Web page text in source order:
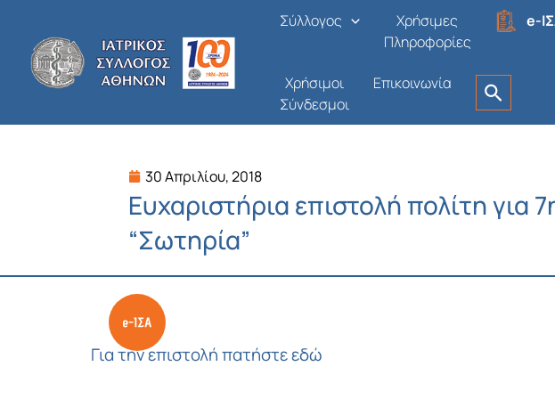
περιεχόμενο
Σύλλογος
Χρήσιμες
Πληροφορίες
e-
Χρήσιμοι
Σύνδεσμοι
Επικοινωνία
30 Απριλίου, 2018
Ευχαριστήρια επιστολή πολίτη για
“Σωτηρία”
Για την επιστολή πατήστε εδώ